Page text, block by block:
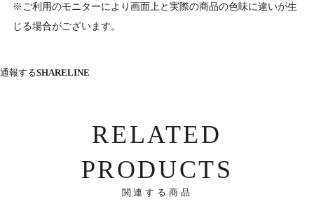
※ご利用のモニターにより画面上と実際の商品の色味に違いが生
じる場合がございます。
通報するSHARELINE
RELATED
PRODUCTS
関連する商品